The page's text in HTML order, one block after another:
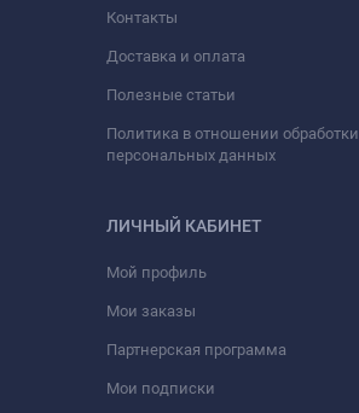
Контакты
Доставка и оплата
Полезные статьи
Политика в отношении обработки
персональных данных
ЛИЧНЫЙ КАБИНЕТ
Мой профиль
Мои заказы
Партнерская программа
Мои подписки